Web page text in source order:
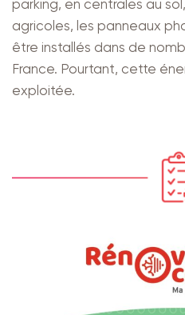
parking, en centrales au
agricoles, les panneaux
être installés dans de
France. Pourtant, cette
exploitée.